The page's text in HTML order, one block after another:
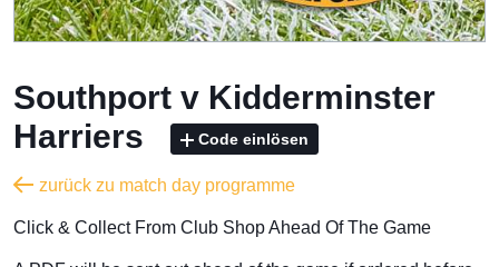
Southport v Kidderminster
Harriers
Code einlösen
zurück zu match day programme
Click & Collect From Club Shop Ahead Of The Game